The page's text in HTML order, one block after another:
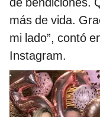
más de vida.
mi lado”, contó
Instagram.